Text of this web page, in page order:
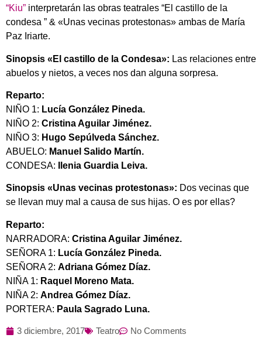
“Kiu” interpretarán las obras teatrales “El castillo de la
condesa ” & «Unas vecinas protestonas» ambas de María
Paz Iriarte.
Sinopsis «El castillo de la Condesa»: Las relaciones entre
abuelos y nietos, a veces nos dan alguna sorpresa.
Reparto:
NIÑO 1: Lucía González Pineda.
NIÑO 2: Cristina Aguilar Jiménez.
NIÑO 3: Hugo Sepúlveda Sánchez.
ABUELO: Manuel Salido Martín.
CONDESA:
Ilenia Guardia Leiva.
Sinopsis «Unas vecinas protestonas»: Dos vecinas que
se llevan muy mal a causa de sus hijas. O es por ellas?
Reparto:
NARRADORA: Cristina Aguilar Jiménez.
SEÑORA 1: Lucía González Pineda.
SEÑORA 2: Adriana Gómez Díaz.
NIÑA 1: Raquel Moreno Mata.
NIÑA 2: Andrea Gómez Díaz.
PORTERA: Paula Sagrado Luna.
3 diciembre, 2017 Teatro No Comments